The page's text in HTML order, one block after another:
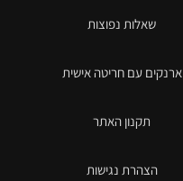
שאלות נפוצות
ארנקים עם חריטה אישית
תקנון האתר
הצהרת נגישות